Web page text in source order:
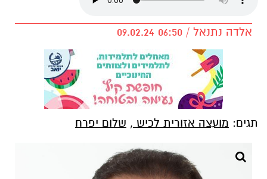
אלדה נתנאל / 06:50 09.02.24
תגים: מועצה אזורית לכיש , שלום יפרח